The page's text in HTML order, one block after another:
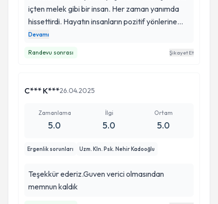
içten melek gibi bir insan. Her zaman yanımda
hissettirdi. Hayatın insanların pozitif yönlerine
odaklanmamı sağladı. Geçmişi unutturup
Devamı
Randevu sonrası Şikayet Et
C*** K***26.04.2025
Zamanlama
5.0
İlgi
5.0
Ortam
5.0
Ergenlik sorunları Uzm. Kln. Psk. Nehir Kadooğlu
Teşekkür ederiz.Guven verici olmasından
memnun kaldık